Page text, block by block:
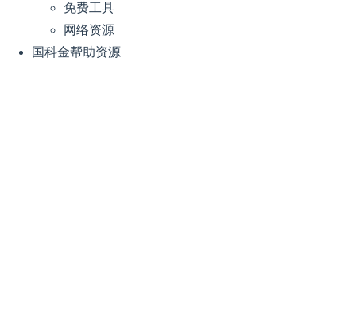
免费工具
网络资源
国科金帮助资源